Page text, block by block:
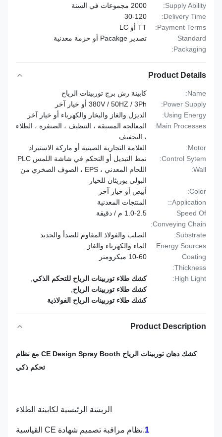
Supply Ability:
Delivery Time:
30-120
Payment Terms:
TT أو LC
Standard
Packaging:
تصدير Pacakge أو حزمة معدنية
Product Details
Name:
كابينة رش برج توربينات الرياح
Power Supply:
380V / 50HZ / 3Ph أو خيار آخر
Using Energy:
الديزل والغاز والبخار والكهرباء أو خيار آخر
Main Processes:
المعالجة المسبقة ، التنظيف ، الصنفرة ، الطلاء
، التجفيف
Motor:
العلامة التجارية الصينية أو ماركة الاستيراد
Control Sytem:
نمط التبديل أو التحكم في شاشة اللمس PLC
اللحام المعدني ، EPS ، الصوف الصخري من
البولي يوريثان للخيار
Color:
أبيض أو خيار آخر
Application::
المنتجات المعدنية
Speed Of
Conveying Chain:
1.0-2.5 م / دقيقة
Substrate:
الصلب والفولاذ المقاوم للصدأ والحديد
Energy Sources:
الماء والكهرباء والغاز
Coating
Thickness:
10-60 ميكرومتر
High Light: كشك طلاء توربينات الرياح للتحكم الذكي ,
كشك طلاء توربينات الرياح ,
كشك طلاء توربينات الرياح الفولاذية
Product Description
كشك دهان توربينات الرياح CE Design Spray Booth مع نظام
تحكم ذكي
الريشة الرئيسية لكابينة الطلاء
.نظام مراقبة تصميم شهادة CE القياسية